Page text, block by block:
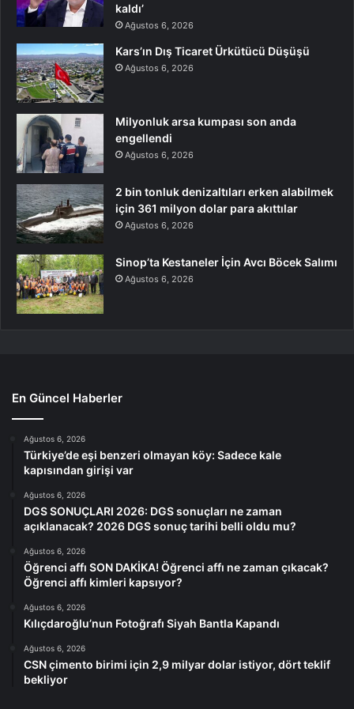
kaldı’
Ağustos 6, 2026
Kars’ın Dış Ticaret Ürkütücü Düşüşü
Ağustos 6, 2026
Milyonluk arsa kumpası son anda
engellendi
Ağustos 6, 2026
2 bin tonluk denizaltıları erken alabilmek
için 361 milyon dolar para akıttılar
Ağustos 6, 2026
Sinop’ta Kestaneler İçin Avcı Böcek Salımı
Ağustos 6, 2026
En Güncel Haberler
Ağustos 6, 2026
Türkiye’de eşi benzeri olmayan köy: Sadece kale
kapısından girişi var
Ağustos 6, 2026
DGS SONUÇLARI 2026: DGS sonuçları ne zaman
açıklanacak? 2026 DGS sonuç tarihi belli oldu mu?
Ağustos 6, 2026
Öğrenci affı SON DAKİKA! Öğrenci affı ne zaman çıkacak?
Öğrenci affı kimleri kapsıyor?
Ağustos 6, 2026
Kılıçdaroğlu’nun Fotoğrafı Siyah Bantla Kapandı
Ağustos 6, 2026
CSN çimento birimi için 2,9 milyar dolar istiyor, dört teklif
bekliyor